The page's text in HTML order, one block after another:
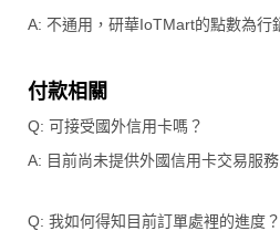
A: 不通用，研華IoTMart的點數為
付款相關
Q: 可接受國外信用卡嗎？
A: 目前尚未提供外國信用卡交易服
Q: 我如何得知目前訂單處裡的進度？